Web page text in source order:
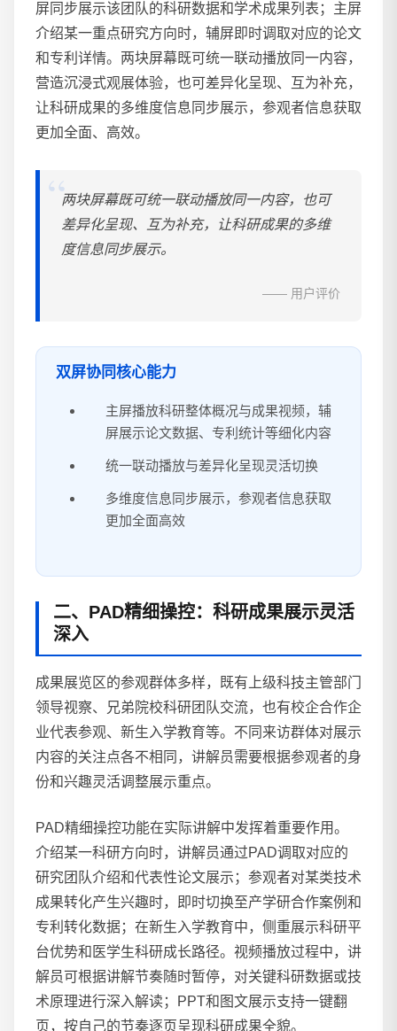
屏同步展示该团队的科研数据和学术成果列表；主屏
介绍某一重点研究方向时，辅屏即时调取对应的论文
和专利详情。两块屏幕既可统一联动播放同一内容，
营造沉浸式观展体验，也可差异化呈现、互为补充，
让科研成果的多维度信息同步展示，参观者信息获取
更加全面、高效。
两块屏幕既可统一联动播放同一内容，也可
差异化呈现、互为补充，让科研成果的多维
度信息同步展示。
—— 用户评价
双屏协同核心能力
主屏播放科研整体概况与成果视频，辅
屏展示论文数据、专利统计等细化内容
统一联动播放与差异化呈现灵活切换
多维度信息同步展示，参观者信息获取
更加全面高效
二、PAD精细操控：科研成果展示灵活
深入
成果展览区的参观群体多样，既有上级科技主管部门
领导视察、兄弟院校科研团队交流，也有校企合作企
业代表参观、新生入学教育等。不同来访群体对展示
内容的关注点各不相同，讲解员需要根据参观者的身
份和兴趣灵活调整展示重点。
PAD精细操控功能在实际讲解中发挥着重要作用。
介绍某一科研方向时，讲解员通过PAD调取对应的
研究团队介绍和代表性论文展示；参观者对某类技术
成果转化产生兴趣时，即时切换至产学研合作案例和
专利转化数据；在新生入学教育中，侧重展示科研平
台优势和医学生科研成长路径。视频播放过程中，讲
解员可根据讲解节奏随时暂停，对关键科研数据或技
术原理进行深入解读；PPT和图文展示支持一键翻
页，按自己的节奏逐页呈现科研成果全貌。